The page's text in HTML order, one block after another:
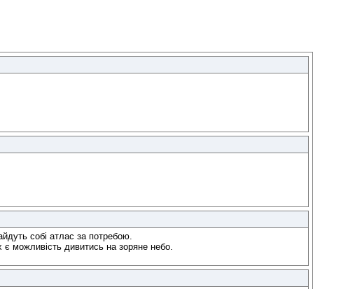
собі атлас за потребою.
можливість дивитись на зоряне небо.